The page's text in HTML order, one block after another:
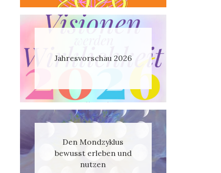
Jahresvorschau 2026
Den Mondzyklus
bewusst erleben und
nutzen